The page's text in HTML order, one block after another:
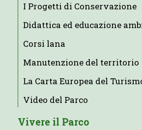
I Progetti di Conservazione
Didattica ed educazione
Corsi lana
Manutenzione del territorio
La Carta Europea del
Video del Parco
Vivere il Parco